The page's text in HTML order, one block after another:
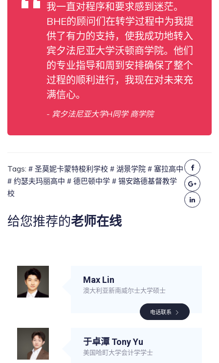
我一直对程序和要求感到迷茫。
BHE的顾问们在转学过程中为我提
供了有力的支持，使我成功地转入
宾夕法尼亚大学沃顿商学院。他们
的专业指导和周到安排确保了整个
过程的顺利进行，我现在对未来充
满信心。
- 宾夕法尼亚大学H同学 商学院
Tags: # 圣莫妮卡蒙特梭利学校 # 湖景学院 # 塞拉高中
# 约瑟夫玛丽高中 # 德巴顿中学 # 锡安路德基督教学
校
给您推荐的老师在线
Max Lin
澳大利亚新南威尔士大学硕士
电话联系
于卓潭 Tony Yu
美国哈町大学会计学学士